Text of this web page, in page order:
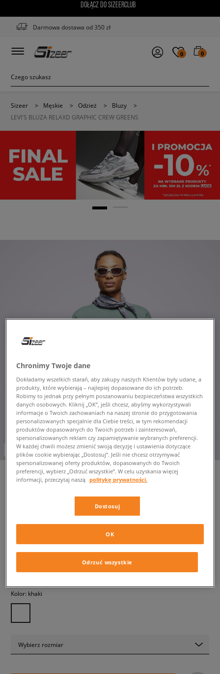
DOŁĄCZ DO SIZEERCLUB
Darmowa dostawa od 350 zł
0 0
Sizeer > Męskie > Odzież > Bluzy
>
LEVI'S BLUZA RELAXD GRAPHIC CREW GREENS
-10% za min. 350 zł kod: LUCK
LEVI'S BLUZA RELAXD
159,99 zł z VAT
SIZEERCLUB
Kolor: khaki
Wybierz rozmiar
Chronimy Twoje dane
Dokładamy wszelkich starań, aby zakupy naszych Klientów były udane, a
produkty, które wybierają – najlepiej dopasowane do ich potrzeb.
Robimy to jednak przy pełnym poszanowaniu bezpieczeństwa wszystkich
danych osobowych. Kliknij „OK”, jeśli chcesz, abyśmy wykorzystywali
informacje o Twoich zachowaniach na naszej stronie do przygotowania
personalizowanych specjalnie dla Ciebie treści, w tym rekomendacji
produktów dopasowanych do Twoich potrzeb i zainteresowań,
spersonalizowanych reklam czy zapamiętywanie wybranych preferencji.
W każdej chwili możesz zmienić swoją decyzję i ustawienia dotyczące
plików cookie wybierając „Dostosuj”. Jeśli nie chcesz otrzymywać
spersonalizowanej oferty produktów, dopasowanych do Twoich
preferencji, wybierz „Odrzuć wszystkie”. W celu uzyskania więcej
informacji, przeczytaj naszą politykę prywatności.
Dostosuj
Odrzuć wszystkie
OK